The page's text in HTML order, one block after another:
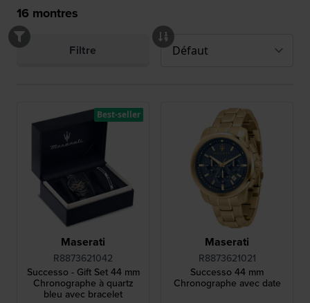
16 montres
Filtre
Maserati
R8873621042
Successo - Gift Set 44 mm
Chronographe à quartz
bleu avec bracelet
Best-seller
Maserati
R8873621021
Successo 44 mm
Chronographe avec date